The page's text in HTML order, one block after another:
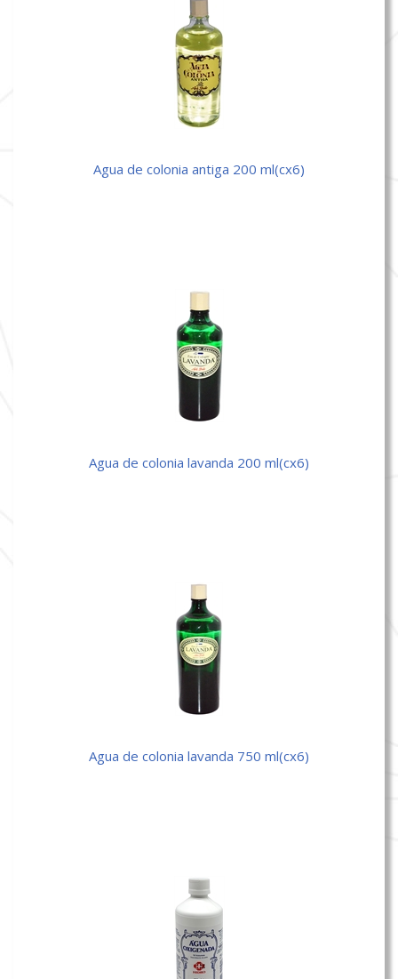
agua de colonia antiga 200 ml(cx6)
agua de colonia lavanda 200 ml(cx6)
agua de colonia lavanda 750 ml(cx6)